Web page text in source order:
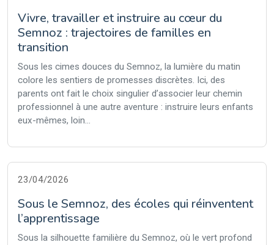
Vivre, travailler et instruire au cœur du
Semnoz : trajectoires de familles en
transition
Sous les cimes douces du Semnoz, la lumière du matin
colore les sentiers de promesses discrètes. Ici, des
parents ont fait le choix singulier d’associer leur chemin
professionnel à une autre aventure : instruire leurs enfants
eux-mêmes, loin...
23/04/2026
Sous le Semnoz, des écoles qui réinventent
l’apprentissage
Sous la silhouette familière du Semnoz, où le vert profond